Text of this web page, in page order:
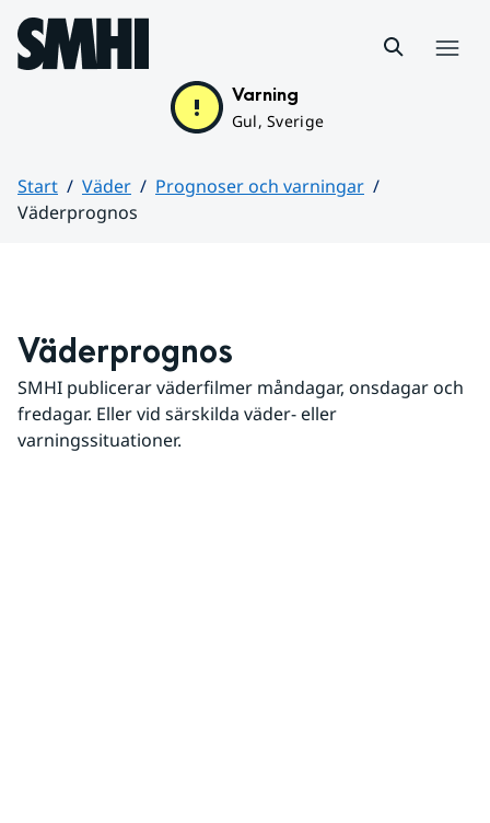
Hoppa till sidans innehåll
Varning
Gul, Sverige
Start Väder
Prognoser och varningar
Väderprognos
Väderprognos
SMHI publicerar väderfilmer måndagar, onsdagar och
fredagar. Eller vid särskilda väder- eller
varningssituationer.